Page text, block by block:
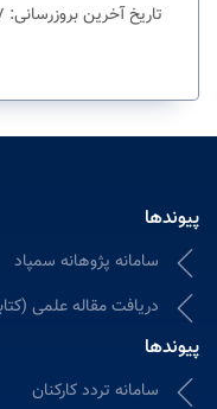
تاریخ آخرین بروزرسانی: 1401/09/27 15:02
پیوندها
سامانه پژوهانه سمپاد
دریافت مقاله علمی
پیوندها
سامانه تردد کارکنان